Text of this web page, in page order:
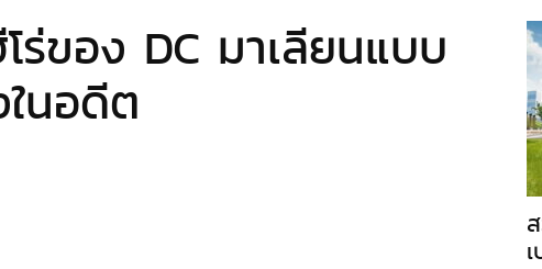
ร่ของ DC มาเลียนแบบ
นอดีต